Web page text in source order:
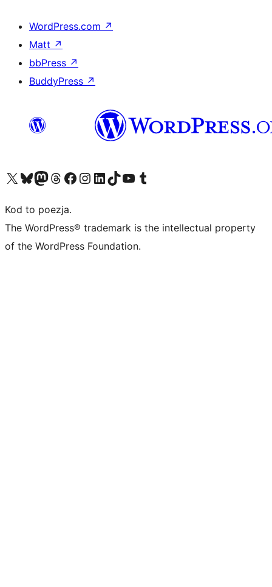
WordPress.com ↗
Matt ↗
bbPress ↗
BuddyPress ↗
Odwiedź nasze konto X (dawniej Twitter)
Odwiedź nasze konto Bluesky
Odwiedź nasze konto na Mastodoncie
Odwiedź naszego Threadsa
Odwiedź naszego Facebooka
Odwiedź nasze konto na Instagramie
Odwiedź nasze konto na LinkedIn
Odwiedź naszego TikToka
Odwiedź nasz kanał YouTube
Odwiedź naszego Tumblra
Kod to poezja.
The WordPress® trademark is the intellectual property
of the WordPress Foundation.